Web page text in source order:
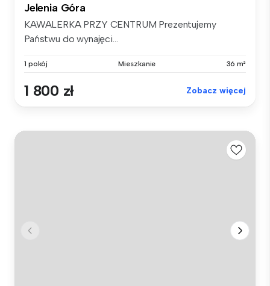
Jelenia Góra
KAWALERKA PRZY CENTRUM Prezentujemy
Państwu do wynajęci...
1 pokój Mieszkanie 36 m²
1 800 zł Zobacz więcej